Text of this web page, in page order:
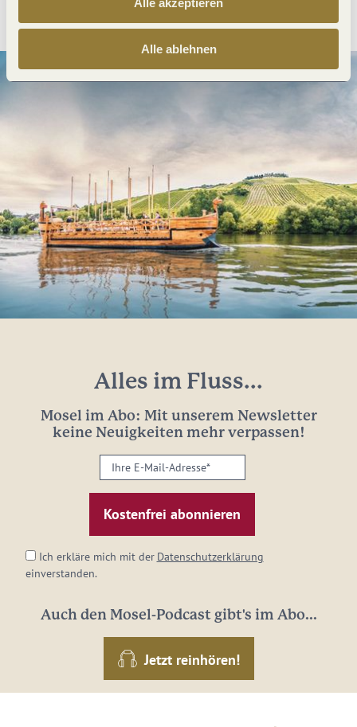
Alle ablehnen
Alles im Fluss...
Mosel im Abo: Mit unserem Newsletter
keine Neuigkeiten mehr verpassen!
Ihre
E-
Mail-
Adresse:
Ich erkläre mich mit der Datenschutzerklärung
einverstanden.
Auch den Mosel-Podcast gibt's im Abo...
Jetzt reinhören!